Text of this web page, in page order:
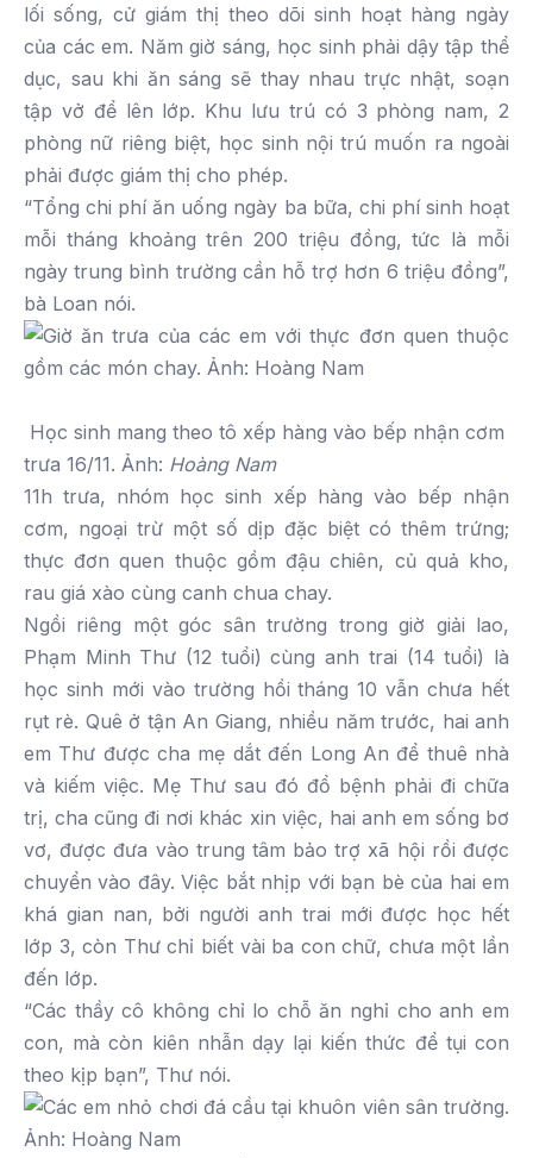
lối sống, cử giám thị theo dõi sinh hoạt hàng ngày
của các em. Năm giờ sáng, học sinh phải dậy tập thể
dục, sau khi ăn sáng sẽ thay nhau trực nhật, soạn
tập vở để lên lớp. Khu lưu trú có 3 phòng nam, 2
phòng nữ riêng biệt, học sinh nội trú muốn ra ngoài
phải được giám thị cho phép.
“Tổng chi phí ăn uống ngày ba bữa, chi phí sinh hoạt
mỗi tháng khoảng trên 200 triệu đồng, tức là mỗi
ngày trung bình trường cần hỗ trợ hơn 6 triệu đồng”,
bà Loan nói.
Học sinh mang theo tô xếp hàng vào bếp nhận cơm
trưa 16/11. Ảnh: Hoàng Nam
11h trưa, nhóm học sinh xếp hàng vào bếp nhận
cơm, ngoại trừ một số dịp đặc biệt có thêm trứng;
thực đơn quen thuộc gồm đậu chiên, củ quả kho,
rau giá xào cùng canh chua chay.
Ngồi riêng một góc sân trường trong giờ giải lao,
Phạm Minh Thư (12 tuổi) cùng anh trai (14 tuổi) là
học sinh mới vào trường hồi tháng 10 vẫn chưa hết
rụt rè. Quê ở tận An Giang, nhiều năm trước, hai anh
em Thư được cha mẹ dắt đến Long An để thuê nhà
và kiếm việc. Mẹ Thư sau đó đổ bệnh phải đi chữa
trị, cha cũng đi nơi khác xin việc, hai anh em sống bơ
vơ, được đưa vào trung tâm bảo trợ xã hội rồi được
chuyển vào đây. Việc bắt nhịp với bạn bè của hai em
khá gian nan, bởi người anh trai mới được học hết
lớp 3, còn Thư chỉ biết vài ba con chữ, chưa một lần
đến lớp.
“Các thầy cô không chỉ lo chỗ ăn nghỉ cho anh em
con, mà còn kiên nhẫn dạy lại kiến thức để tụi con
theo kịp bạn”, Thư nói.